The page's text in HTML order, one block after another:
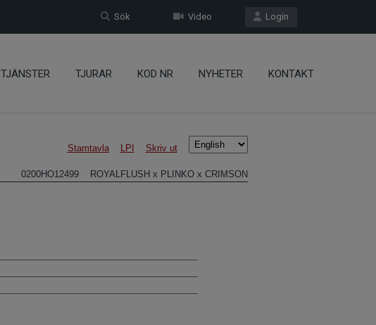
Login
Video
Sök
TJÄNSTER TJURAR KOD NR NYHETER KONTAKT